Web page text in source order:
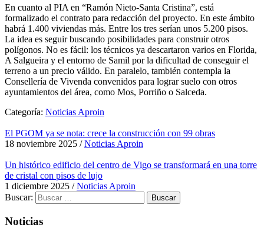
En cuanto al PIA en “Ramón Nieto-Santa Cristina”, está
formalizado el contrato para redacción del proyecto. En este ámbito
habrá 1.400 viviendas más. Entre los tres serían unos 5.200 pisos.
La idea es seguir buscando posibilidades para construir otros
polígonos. No es fácil: los técnicos ya descartaron varios en Florida,
A Salgueira y el entorno de Samil por la dificultad de conseguir el
terreno a un precio válido. En paralelo, también contempla la
Consellería de Vivenda convenidos para lograr suelo con otros
ayuntamientos del área, como Mos, Porriño o Salceda.
Categoría: Noticias Aproin
El PGOM ya se nota: crece la construcción con 99 obras
18 noviembre 2025 /Noticias Aproin
Un histórico edificio del centro de Vigo se transformará en una torre
de cristal con pisos de lujo
1 diciembre 2025 /Noticias Aproin
Buscar:
Noticias